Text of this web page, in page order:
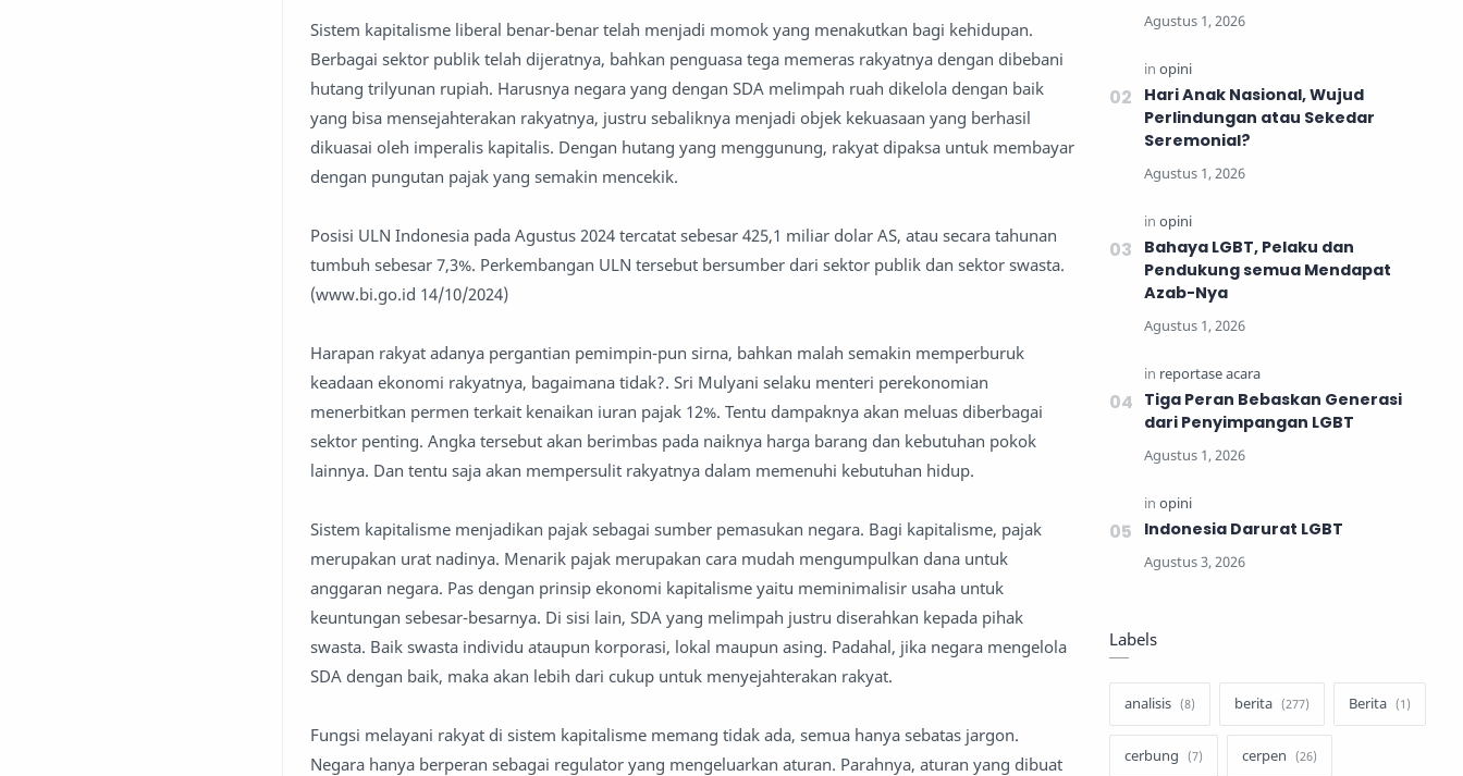
Sistem kapitalisme liberal benar-benar telah menjadi momok yang menakutkan bagi kehidupan.
Berbagai sektor publik telah dijeratnya, bahkan penguasa tega memeras rakyatnya dengan dibebani
hutang trilyunan rupiah. Harusnya negara yang dengan SDA melimpah ruah dikelola dengan baik
yang bisa mensejahterakan rakyatnya, justru sebaliknya menjadi objek kekuasaan yang berhasil
dikuasai oleh imperalis kapitalis. Dengan hutang yang menggunung, rakyat dipaksa untuk membayar
dengan pungutan pajak yang semakin mencekik.
Posisi ULN Indonesia pada Agustus 2024 tercatat sebesar 425,1 miliar dolar AS, atau secara tahunan
tumbuh sebesar 7,3%. Perkembangan ULN tersebut bersumber dari sektor publik dan sektor swasta.
(www.bi.go.id 14/10/2024)
Harapan rakyat adanya pergantian pemimpin-pun sirna, bahkan malah semakin memperburuk
keadaan ekonomi rakyatnya, bagaimana tidak?. Sri Mulyani selaku menteri perekonomian
menerbitkan permen terkait kenaikan iuran pajak 12%. Tentu dampaknya akan meluas diberbagai
sektor penting. Angka tersebut akan berimbas pada naiknya harga barang dan kebutuhan pokok
lainnya. Dan tentu saja akan mempersulit rakyatnya dalam memenuhi kebutuhan hidup.
Sistem kapitalisme menjadikan pajak sebagai sumber pemasukan negara. Bagi kapitalisme, pajak
merupakan urat nadinya. Menarik pajak merupakan cara mudah mengumpulkan dana untuk
anggaran negara. Pas dengan prinsip ekonomi kapitalisme yaitu meminimalisir usaha untuk
keuntungan sebesar-besarnya. Di sisi lain, SDA yang melimpah justru diserahkan kepada pihak
swasta. Baik swasta individu ataupun korporasi, lokal maupun asing. Padahal, jika negara mengelola
SDA dengan baik, maka akan lebih dari cukup untuk menyejahterakan rakyat.
Fungsi melayani rakyat di sistem kapitalisme memang tidak ada, semua hanya sebatas jargon.
Negara hanya berperan sebagai regulator yang mengeluarkan aturan. Parahnya, aturan yang dibuat
Hari Anak Nasional, Wujud
Perlindungan atau Sekedar
Seremonial?
Bahaya LGBT, Pelaku dan
Pendukung semua Mendapat
Azab-Nya
Tiga Peran Bebaskan Generasi
dari Penyimpangan LGBT
Indonesia Darurat LGBT
Labels
analisis berita Berita
cerbung cerpen